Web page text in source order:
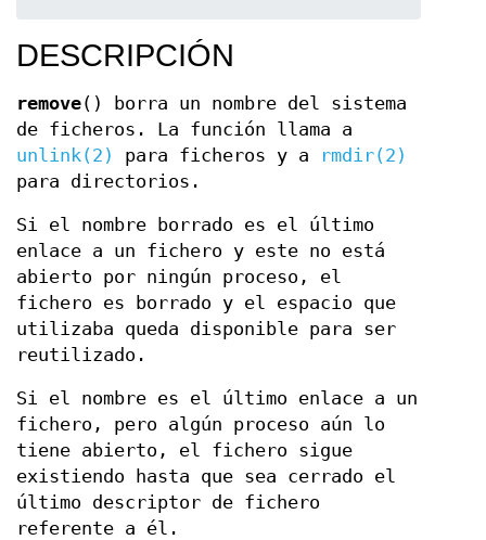
DESCRIPCIÓN
remove() borra un nombre del sistema
de ficheros. La función llama a
unlink(2)
para ficheros y a
rmdir(2)
para directorios.
Si el nombre borrado es el último
enlace a un fichero y este no está
abierto por ningún proceso, el
fichero es borrado y el espacio que
utilizaba queda disponible para ser
reutilizado.
Si el nombre es el último enlace a un
fichero, pero algún proceso aún lo
tiene abierto, el fichero sigue
existiendo hasta que sea cerrado el
último descriptor de fichero
referente a él.